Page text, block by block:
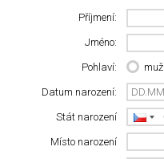
Příjmení:
Jméno:
Pohlaví: muž
Datum narození:
Stát narození
Místo narození